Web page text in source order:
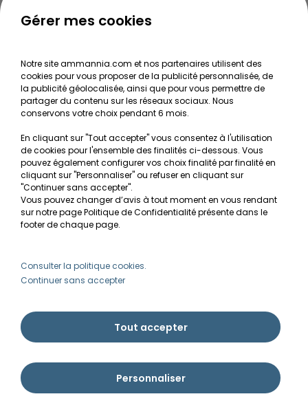
Choisir ses plantes d'aquarium
Guide pour créer votre Wabi Kusa
Le journal d'Ammannia
NOS SERVICES
Recherche de Notices de produits
Mentions légales
Conditions générales de vente
MON COMPTE
Créer un compte client
Besoin d'aide ?
Gérer mes cookies
Notre site ammannia.com et nos partenaires utilisent des
cookies pour vous proposer de la publicité personnalisée, de
la publicité géolocalisée, ainsi que pour vous permettre de
partager du contenu sur les réseaux sociaux. Nous
conservons votre choix pendant 6 mois.
En cliquant sur "Tout accepter" vous consentez à l'utilisation
de cookies pour l'ensemble des finalités ci-dessous. Vous
pouvez également configurer vos choix finalité par finalité en
cliquant sur "Personnaliser" ou refuser en cliquant sur
"Continuer sans accepter".
Vous pouvez changer d’avis à tout moment en vous rendant
sur notre page Politique de Confidentialité présente dans le
footer de chaque page.
Consulter la politique cookies.
Continuer sans accepter
Tout accepter
Personnaliser